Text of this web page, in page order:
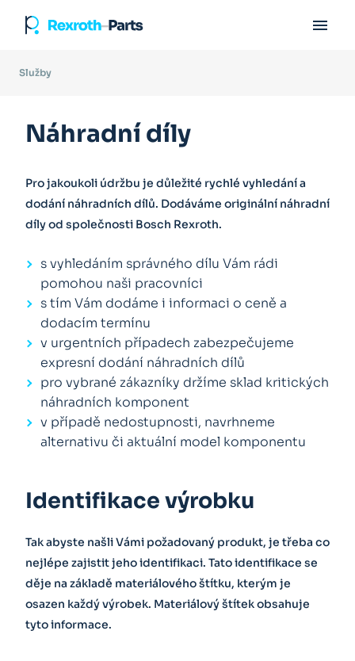

Služby
Náhradní díly
Pro jakoukoli údržbu je důležité rychlé vyhledání a
dodání náhradních dílů. Dodáváme originální náhradní
díly od společnosti Bosch Rexroth.
s vyhledáním správného dílu Vám rádi
pomohou naši pracovníci
s tím Vám dodáme i informaci o ceně a
dodacím termínu
v urgentních případech zabezpečujeme
expresní dodání náhradních dílů
pro vybrané zákazníky držíme sklad kritických
náhradních komponent
v případě nedostupnosti, navrhneme
alternativu či aktuální model komponentu
Identifikace výrobku
Tak abyste našli Vámi požadovaný produkt, je třeba co
nejlépe zajistit jeho identifikaci. Tato identifikace se
děje na základě materiálového štítku, kterým je
osazen každý výrobek. Materiálový štítek obsahuje
tyto informace.